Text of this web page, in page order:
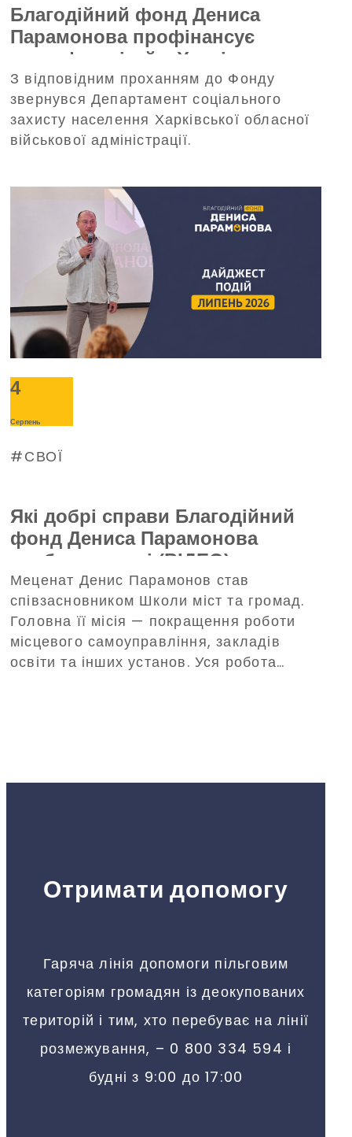
Благодійний фонд Дениса
Парамонова профінансує
трансфер дітей з Харківщини на
відпочинок до Польщі
З відповідним проханням до Фонду
звернувся Департамент соціального
захисту населення Харківської обласної
військової адміністрації.
4
Серпень
СВОЇ
Які добрі справи Благодійний
фонд Дениса Парамонова
зробив у липні (ВІДЕО)
Меценат Денис Парамонов став
співзасновником Школи міст та громад.
Головна її місія — покращення роботи
місцевого самоуправління, закладів
освіти та інших установ. Уся робота
Отримати допомогу
Гаряча лінія допомоги пільговим
категоріям громадян із деокупованих
територій і тим, хто перебуває на лінії
розмежування, – 0 800 334 594 і
будні з 9:00 до 17:00